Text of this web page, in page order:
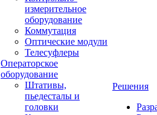
измерительное
оборудование
Коммутация
Оптические модули
Телесуфлеры
Операторское
оборудование
Штативы,
пьедесталы и
головки
Решения